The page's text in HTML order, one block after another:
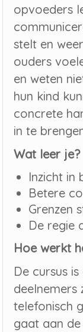
opvoeders
stelt en
ouders
en weten
hun kind
concrete
in te
Wat leer je?
Inzicht in
Betere
Grenzen
De regie
Hoe werkt
De cursus
telefonisch
gaat aan